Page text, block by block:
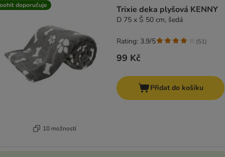
doporučuje
10 možností
Trixie deka plyšová KENNY
D 75 x Š 50 cm, šedá
99 Kč
Rating: 3.9/5 (51)
Přidat do košíku